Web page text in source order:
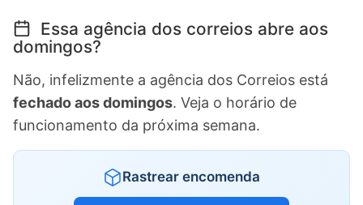
Essa agência dos correios abre aos
domingos?
Não, infelizmente a agência dos Correios está
fechado aos domingos. Veja o horário de
funcionamento da próxima semana.
Rastrear encomenda